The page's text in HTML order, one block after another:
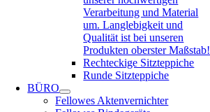
Verarbeitung und Material
um. Langlebigkeit und
Qualität ist bei unseren
Produkten oberster Maßstab!
Rechteckige Sitzteppiche
Runde Sitzteppiche
BÜRO
Fellowes Aktenvernichter